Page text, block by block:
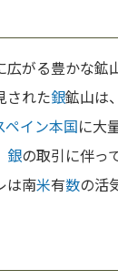
広がる豊かな鉱
された銀鉱山は
ペイン本国に大
銀の取引に伴っ
は南米有数の活